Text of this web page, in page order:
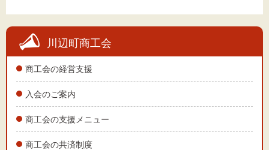
川辺町商工会
商工会の経営支援
入会のご案内
商工会の支援メニュー
商工会の共済制度